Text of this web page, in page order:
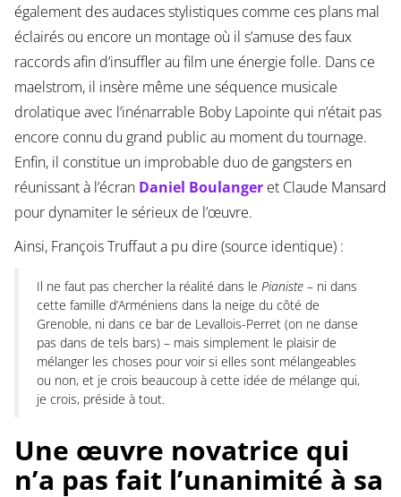
également des audaces stylistiques comme ces plans mal
éclairés ou encore un montage où il s’amuse des faux
raccords afin d’insuffler au film une énergie folle. Dans ce
maelstrom, il insère même une séquence musicale
drolatique avec l’inénarrable Boby Lapointe qui n’était pas
encore connu du grand public au moment du tournage.
Enfin, il constitue un improbable duo de gangsters en
réunissant à l’écran Daniel Boulangeret Claude Mansard
pour dynamiter le sérieux de l’œuvre.
Ainsi, François Truffaut a pu dire (source identique) :
Il ne faut pas chercher la réalité dans le Pianiste– ni dans
cette famille d’Arméniens dans la neige du côté de
Grenoble, ni dans ce bar de Levallois-Perret (on ne danse
pas dans de tels bars) – mais simplement le plaisir de
mélanger les choses pour voir si elles sont mélangeables
ou non, et je crois beaucoup à cette idée de mélange qui,
je crois, préside à tout.
Une œuvre novatrice qui
n’a pas fait l’unanimité à sa